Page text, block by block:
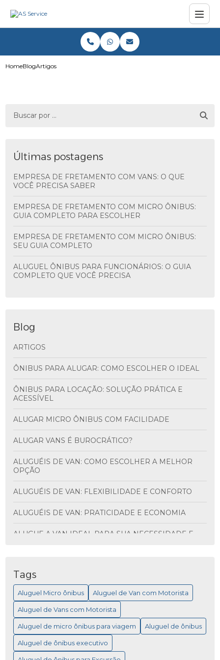
HomeBlogArtigos
Últimas postagens
EMPRESA DE FRETAMENTO COM VANS: O QUE
VOCÊ PRECISA SABER
EMPRESA DE FRETAMENTO COM MICRO ÔNIBUS:
GUIA COMPLETO PARA ESCOLHER
EMPRESA DE FRETAMENTO COM MICRO ÔNIBUS:
SEU GUIA COMPLETO
ALUGUEL ÔNIBUS PARA FUNCIONÁRIOS: O GUIA
COMPLETO QUE VOCÊ PRECISA
Blog
ARTIGOS
ÔNIBUS PARA ALUGAR: COMO ESCOLHER O IDEAL
ÔNIBUS PARA LOCAÇÃO: SOLUÇÃO PRÁTICA E
ACESSÍVEL
ALUGAR MICRO ÔNIBUS COM FACILIDADE
ALUGAR VANS É BUROCRÁTICO?
ALUGUÉIS DE VAN: COMO ESCOLHER A MELHOR
OPÇÃO
ALUGUÉIS DE VAN: FLEXIBILIDADE E CONFORTO
ALUGUÉIS DE VAN: PRATICIDADE E ECONOMIA
ALUGUE A VAN IDEAL PARA SUA NECESSIDADE E
PRATICIDADE
ALUGUEL DE MICRO ÔNIBUS PARA EVENTOS
ALUGUEL DE MICRO ÔNIBUS: COMO ESCOLHER A
MELHOR OPÇÃO PARA SUA VIAGEM
ALUGUEL DE MICRO ÔNIBUS: COMO ESCOLHER A
MELHOR OPÇÃO PARA VIAGEM
Tags
Aluguel Micro ônibus Aluguel de Van com Motorista
Aluguel de Vans com Motorista
Aluguel de micro ônibus para viagem Aluguel de ônibus
Aluguel de ônibus executivo